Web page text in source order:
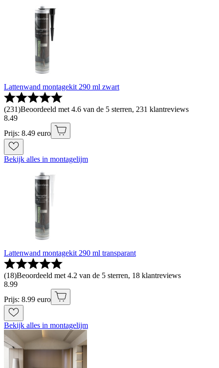
Lattenwand montagekit 290 ml zwart
(231)Beoordeeld met 4.6 van de 5 sterren, 231 klantreviews
8.49
Prijs: 8.49 euro
Bekijk alles in montagelijm
Lattenwand montagekit 290 ml transparant
(18)Beoordeeld met 4.2 van de 5 sterren, 18 klantreviews
8.99
Prijs: 8.99 euro
Bekijk alles in montagelijm